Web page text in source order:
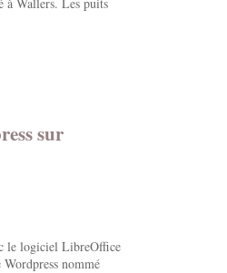
sur
le logiciel LibreOffice
nommé